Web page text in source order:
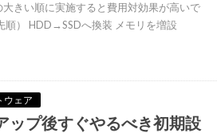
きい順に実施すると費用対効果が高いで
順） HDD→SSDへ換装 メモリを増設
ウェア
ップ後すぐやるべき初期設